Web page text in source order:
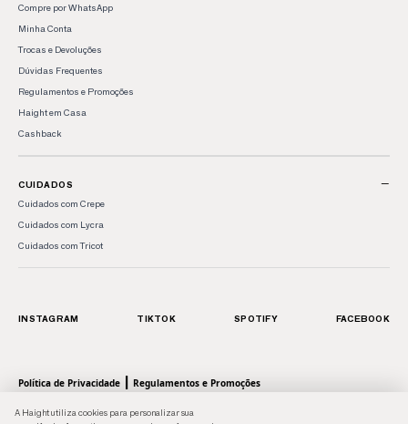
A Haight utiliza cookies para personalizar sua
Compre por WhatsApp
Minha Conta
Trocas e Devoluções
Dúvidas Frequentes
Regulamentos e Promoções
Haight em Casa
Cashback
CUIDADOS −
Cuidados com Crepe
Cuidados com Lycra
Cuidados com Tricot
INSTAGRAM TIKTOK SPOTIFY FACEBOOK
Política de Privacidade | Regulamentos e Promoções
© 2026 HAIGHT, marca da Shoulder S.A. - Todos os direitos reservados.| Rua Anhaia, 411
- Bom Retiro, SP - 01130-000 | CNPJ: 43.470566/0001-90